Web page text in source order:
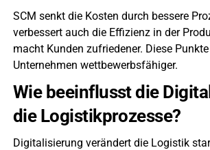
SCM senkt die Kosten durch bessere
verbessert auch die Effizienz in der
macht Kunden zufriedener. Diese
Unternehmen wettbewerbsfähiger.
Wie beeinflusst die
die Logistikprozesse?
Digitalisierung verändert die Logistik